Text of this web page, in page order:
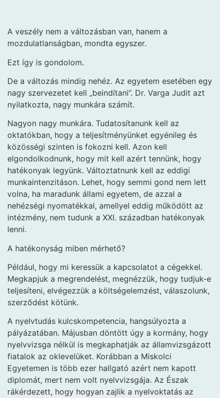
A veszély nem a változásban van, hanem a
mozdulatlanságban, mondta egyszer.
Ezt így is gondolom.
De a változás mindig nehéz. Az egyetem esetében egy
nagy szervezetet kell „beindítani”. Dr. Varga Judit azt
nyilatkozta, nagy munkára számít.
Nagyon nagy munkára. Tudatosítanunk kell az
oktatókban, hogy a teljesítményünket egyénileg és
közösségi szinten is fokozni kell. Azon kell
elgondolkodnunk, hogy mit kell azért tennünk, hogy
hatékonyak legyünk. Változtatnunk kell az eddigi
munkaintenzitáson. Lehet, hogy semmi gond nem lett
volna, ha maradunk állami egyetem, de azzal a
nehézségi nyomatékkal, amellyel eddig működött az
intézmény, nem tudunk a XXI. században hatékonyak
lenni.
A hatékonyság miben mérhető?
Például, hogy mi keressük a kapcsolatot a cégekkel.
Megkapjuk a megrendelést, megnézzük, hogy tudjuk-e
teljesíteni, elvégezzük a költségelemzést, válaszolunk,
szerződést kötünk.
A nyelvtudás kulcskompetencia, hangsúlyozta a
pályázatában. Májusban döntött úgy a kormány, hogy
nyelvvizsga nélkül is megkaphatják az államvizsgázott
fiatalok az oklevelüket. Korábban a Miskolci
Egyetemen is több ezer hallgató azért nem kapott
diplomát, mert nem volt nyelvvizsgája. Az Észak
rákérdezett, hogy hogyan zajlik a nyelvoktatás az